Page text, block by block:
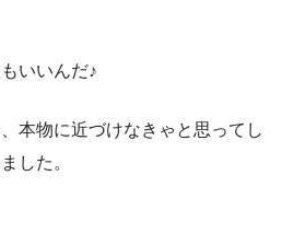
いいんだ♪
本物に近づけなきゃと思ってし
した。